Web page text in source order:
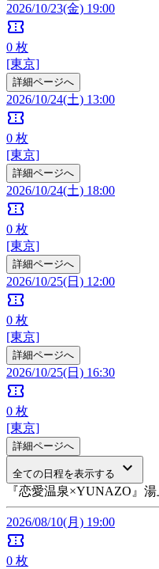
2026/10/23(金) 19:00
confirmation_number
0 枚
[東京]
詳細ページへ
2026/10/24(土) 13:00
confirmation_number
0 枚
[東京]
詳細ページへ
2026/10/24(土) 18:00
confirmation_number
0 枚
[東京]
詳細ページへ
2026/10/25(日) 12:00
confirmation_number
0 枚
[東京]
詳細ページへ
2026/10/25(日) 16:30
confirmation_number
0 枚
[東京]
詳細ページへ
全ての日程を表示する keyboard_arrow_down
『恋愛温泉×YUNAZO』
2026/08/10(月) 19:00
confirmation_number
0 枚